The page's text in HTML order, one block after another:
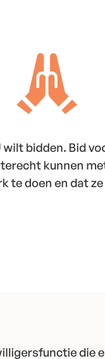
bidden. Bid
kunnen
te doen en dat
die